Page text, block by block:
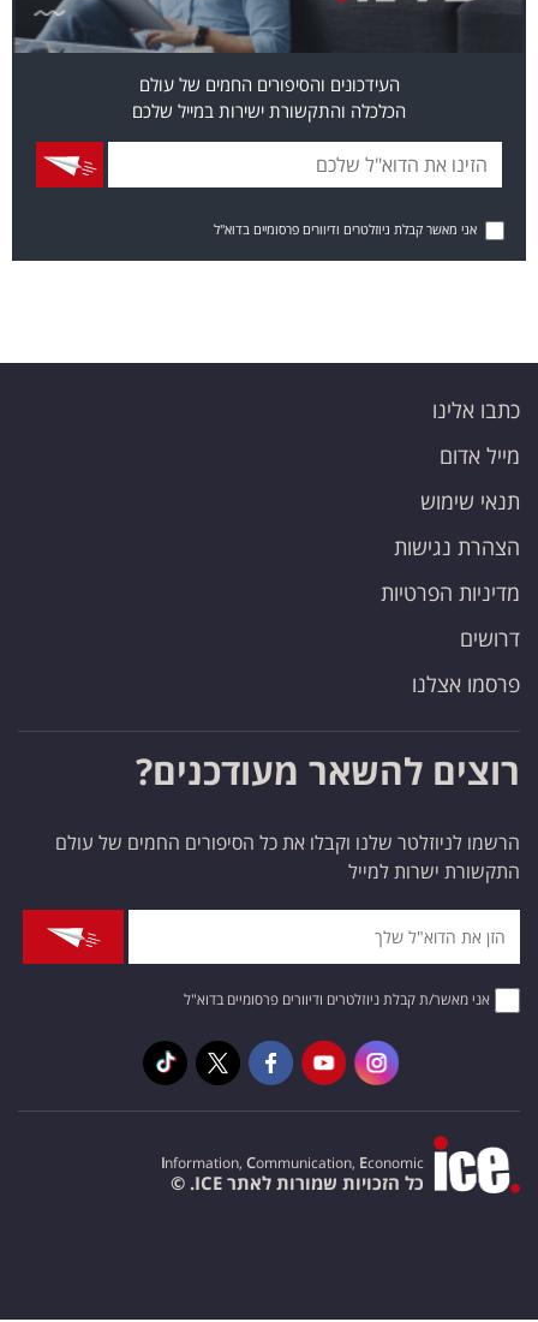
העידכונים והסיפורים החמים של עולם
הכלכלה והתקשורת ישירות במייל שלכם
אני מאשר קבלת ניוזלטרים ודיוורים פרסומיים בדוא"ל
כתבו אלינו
מייל אדום
תנאי שימוש
הצהרת נגישות
מדיניות הפרטיות
דרושים
פרסמו אצלנו
רוצים להשאר מעודכנים?
הרשמו לניוזלטר שלנו וקבלו את כל הסיפורים החמים של עולם
התקשורת ישרות למייל
אני מאשר/ת קבלת ניוזלטרים ודיוורים פרסומיים בדוא"ל
Information, Communication, Economic
כל הזכויות שמורות לאתר ICE. ©